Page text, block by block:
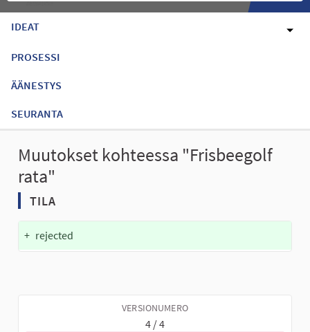
IDEAT
PROSESSI
ÄÄNESTYS
SEURANTA
Muutokset kohteessa "Frisbeegolf
rata"
TILA
+ rejected
VERSIONUMERO
4 / 4